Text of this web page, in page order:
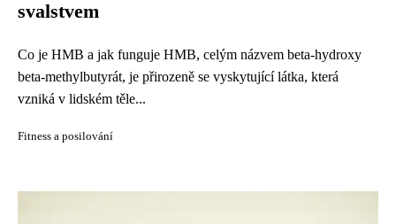
svalstvem
Co je HMB a jak funguje HMB, celým názvem beta-hydroxy
beta-methylbutyrát, je přirozeně se vyskytující látka, která
vzniká v lidském těle...
Fitness a posilování